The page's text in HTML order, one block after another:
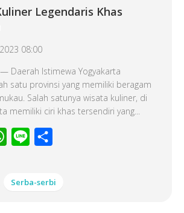
Legendaris Khas
08:00
Daerah Istimewa Yogyakarta
satu provinsi yang memiliki beragam
Salah satunya wisata kuliner, di
memiliki ciri khas tersendiri yang...
WhatsApp
Line
Serba-serbi